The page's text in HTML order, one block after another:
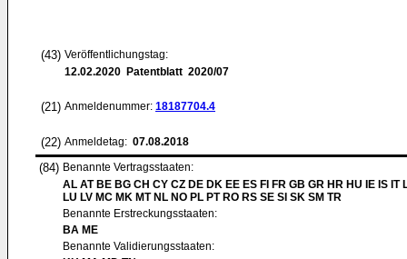
(43) Veröffentlichungstag:
12.02.2020 Patentblatt 2020/07
(21) Anmeldenummer: 18187704.4
(22) Anmeldetag: 07.08.2018
(84) Benannte Vertragsstaaten:
AL AT BE BG CH CY CZ DE DK EE ES FI FR GB GR HR HU IE IS IT
LU LV MC MK MT NL NO PL PT RO RS SE SI SK SM TR
Benannte Erstreckungsstaaten:
BA ME
Benannte Validierungsstaaten: